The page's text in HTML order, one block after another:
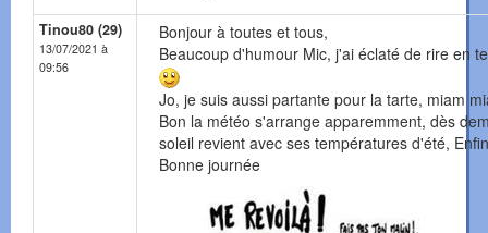
Tinou80 (29)
13/07/2021 à
09:56
Bonjour à toutes et tous,
Beaucoup d'humour Mic, j'ai éclaté de rire en
Jo, je suis aussi partante pour la tarte, miam
Bon la météo s'arrange apparemment, dès
soleil revient avec ses températures d'été,
Bonne journée